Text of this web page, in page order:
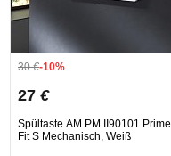
30€-10%
27 €
Spültaste AM.PM II90101 Prime
Fit S Mechanisch, Weiß